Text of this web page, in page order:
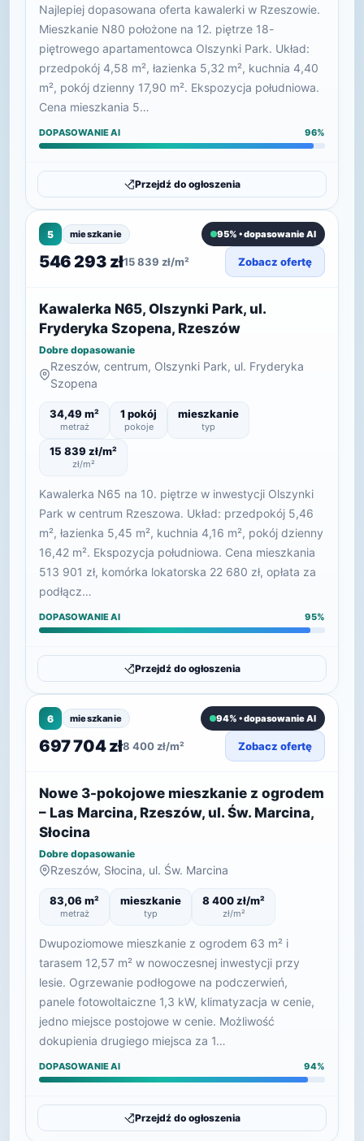
Najlepiej dopasowana oferta kawalerki w Rzeszowie.
Mieszkanie N80 położone na 12. piętrze 18-
piętrowego apartamentowca Olszynki Park. Układ:
przedpokój 4,58 m², łazienka 5,32 m², kuchnia 4,40
m², pokój dzienny 17,90 m². Ekspozycja południowa.
Cena mieszkania 5…
DOPASOWANIE AI 96%
Przejdź do ogłoszenia
5 mieszkanie 95% • dopasowanie AI
546 293 zł15 839 zł/m² Zobacz ofertę
Kawalerka N65, Olszynki Park, ul.
Fryderyka Szopena, Rzeszów
Dobre dopasowanie
Rzeszów, centrum, Olszynki Park, ul. Fryderyka
Szopena
34,49 m²
metraż
1 pokój
pokoje
mieszkanie
typ
15 839 zł/m²
zł/m²
Kawalerka N65 na 10. piętrze w inwestycji Olszynki
Park w centrum Rzeszowa. Układ: przedpokój 5,46
m², łazienka 5,45 m², kuchnia 4,16 m², pokój dzienny
16,42 m². Ekspozycja południowa. Cena mieszkania
513 901 zł, komórka lokatorska 22 680 zł, opłata za
podłącz…
DOPASOWANIE AI 95%
Przejdź do ogłoszenia
6 mieszkanie 94% • dopasowanie AI
697 704 zł8 400 zł/m² Zobacz ofertę
Nowe 3-pokojowe mieszkanie z ogrodem
– Las Marcina, Rzeszów, ul. Św. Marcina,
Słocina
Dobre dopasowanie
Rzeszów, Słocina, ul. Św. Marcina
83,06 m²
metraż
mieszkanie
typ
8 400 zł/m²
zł/m²
Dwupoziomowe mieszkanie z ogrodem 63 m² i
tarasem 12,57 m² w nowoczesnej inwestycji przy
lesie. Ogrzewanie podłogowe na podczerwień,
panele fotowoltaiczne 1,3 kW, klimatyzacja w cenie,
jedno miejsce postojowe w cenie. Możliwość
dokupienia drugiego miejsca za 1…
DOPASOWANIE AI 94%
Przejdź do ogłoszenia